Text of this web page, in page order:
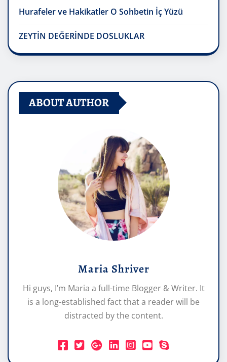
Hurafeler ve Hakikatler O Sohbetin İç Yüzü
ZEYTİN DEĞERİNDE DOSLUKLAR
ABOUT AUTHOR
Maria Shriver
Hi guys, I’m Maria a full-time Blogger & Writer. It
is a long-established fact that a reader will be
distracted by the content.